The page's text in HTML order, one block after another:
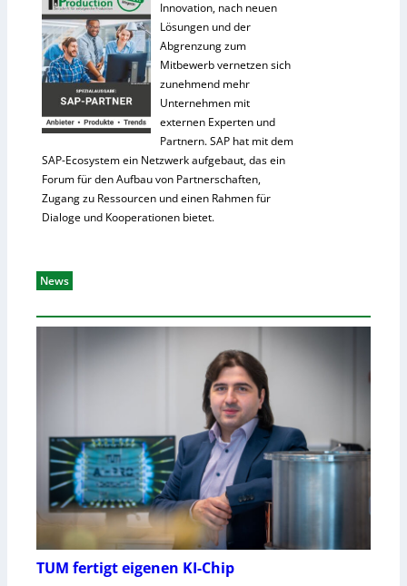
Innovation, nach neuen
Lösungen und der
Abgrenzung zum
Mitbewerb vernetzen sich
zunehmend mehr
Unternehmen mit
externen Experten und
Partnern. SAP hat mit dem
SAP-Ecosystem ein Netzwerk aufgebaut, das ein
Forum für den Aufbau von Partnerschaften,
Zugang zu Ressourcen und einen Rahmen für
Dialoge und Kooperationen bietet.
News
TUM fertigt eigenen KI-Chip